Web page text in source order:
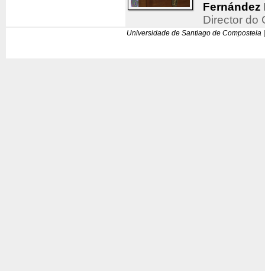
Director do
Universidade de Santiago de